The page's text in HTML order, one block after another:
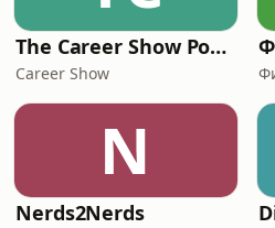
The Career Show Podcast
Career Show
N
Nerds2Nerds